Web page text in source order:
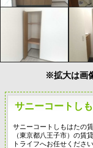
※拡大は画
サニーコートし
サニーコートしもはたの
（東京都八王子市）の賃
トライフへお任せください